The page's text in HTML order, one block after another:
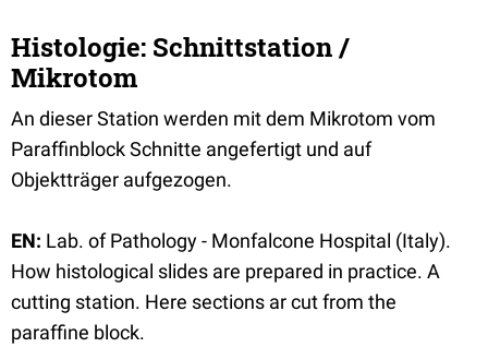
Histologie: Schnittstation /
Mikrotom
An dieser Station werden mit dem Mikrotom vom
Paraffinblock Schnitte angefertigt und auf
Objektträger aufgezogen.
EN: Lab. of Pathology - Monfalcone Hospital (Italy).
How histological slides are prepared in practice. A
cutting station. Here sections ar cut from the
paraffine block.